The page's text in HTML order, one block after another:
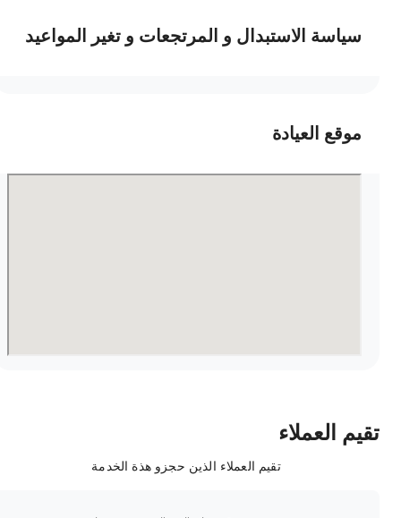
سياسة الاستبدال و المرتجعات و تغير المواعيد
موقع العيادة
العملاء
تقيم العملاء الذين حجزو هذة الخدمة